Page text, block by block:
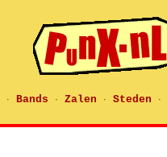
· Bands · Zalen · Steden ·